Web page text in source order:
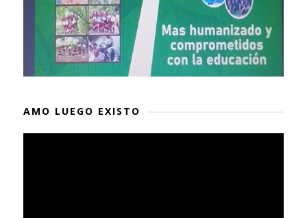
AMO LUEGO EXISTO